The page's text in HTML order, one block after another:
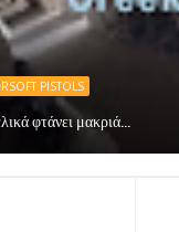
PISTOLS
φτάνει μακριά...